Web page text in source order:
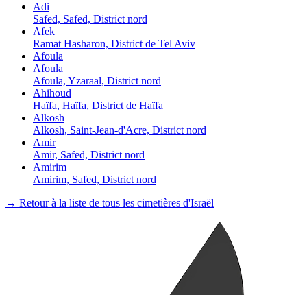
Adi
Safed, Safed, District nord
Afek
Ramat Hasharon, District de Tel Aviv
Afoula
Afoula
Afoula, Yzaraal, District nord
Ahihoud
Haïfa, Haïfa, District de Haïfa
Alkosh
Alkosh, Saint-Jean-d'Acre, District nord
Amir
Amir, Safed, District nord
Amirim
Amirim, Safed, District nord
→ Retour à la liste de tous les cimetières d'Israël